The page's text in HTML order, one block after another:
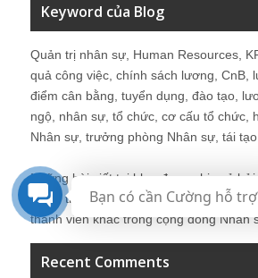
Keyword của Blog
Quản trị nhân sự, Human Resources,
quả công việc, chính sách lương, CnB,
điểm cân bằng, tuyển dụng, đào tạo,
ngộ, nhân sự, tổ chức, cơ cấu tổ chức,
Nhân sự, trưởng phòng Nhân sự, tái
Những bài viết tại blog được chia sẻ
Quản trị Nhân sự Nguyễn Hùng Cường
thành viên khác trong cộng đồng Nhân
Recent Comments
Bạn có cần Cường hỗ